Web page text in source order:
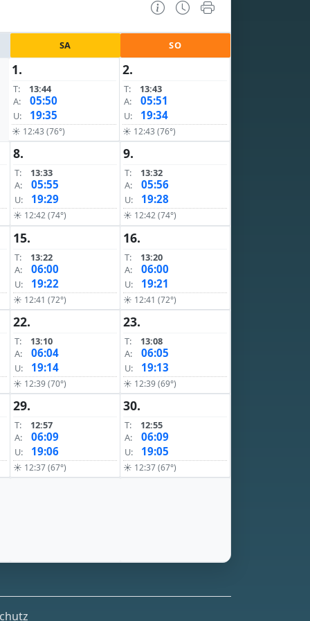
SA SO
1.
T:
13:44
A:
05:50
U: 19:35
☀ 12:43 (76°)
2.
T:
13:43
A:
05:51
U: 19:34
☀ 12:43 (76°)
8.
T:
13:33
A:
05:55
U: 19:29
☀ 12:42 (74°)
9.
T:
13:32
A:
05:56
U: 19:28
☀ 12:42 (74°)
15.
T:
13:22
A:
06:00
U: 19:22
☀ 12:41 (72°)
16.
T:
13:20
A:
06:00
U: 19:21
☀ 12:41 (72°)
22.
T:
13:10
A:
06:04
U: 19:14
☀ 12:39 (70°)
23.
T:
13:08
A:
06:05
U: 19:13
☀ 12:39 (69°)
29.
T:
12:57
A:
06:09
U: 19:06
☀ 12:37 (67°)
30.
T:
12:55
A:
06:09
U: 19:05
☀ 12:37 (67°)